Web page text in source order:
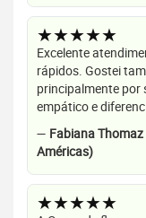
★★★★★
Excelente
rápidos. Gostei
principalmente por
empático e
— Fabiana
Américas)
★★★★★